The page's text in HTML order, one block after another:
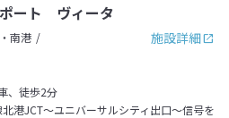
ート ヴィータ
施設詳細
南港
、徒歩2分
港JCT～ユニバーサルシティ出口～信号を